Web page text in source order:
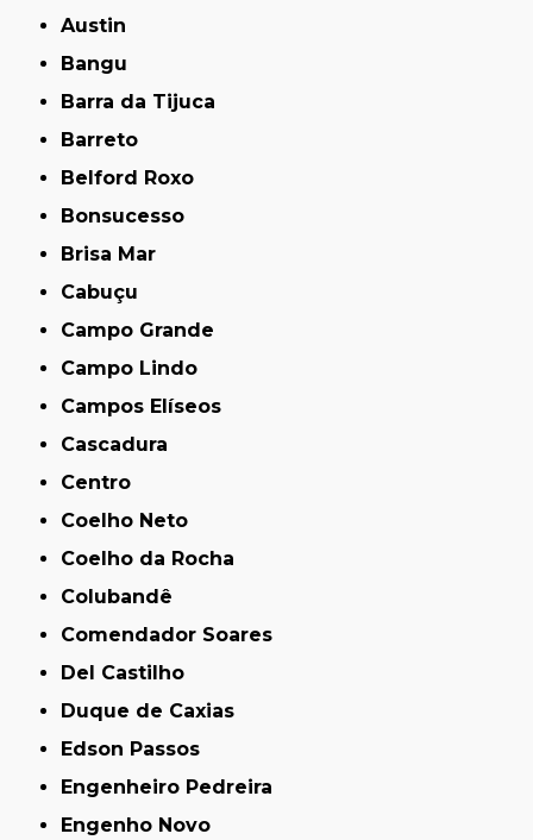
Austin
Bangu
Barra da Tijuca
Barreto
Belford Roxo
Bonsucesso
Brisa Mar
Cabuçu
Campo Grande
Campo Lindo
Campos Elíseos
Cascadura
Centro
Coelho Neto
Coelho da Rocha
Colubandê
Comendador Soares
Del Castilho
Duque de Caxias
Edson Passos
Engenheiro Pedreira
Engenho Novo